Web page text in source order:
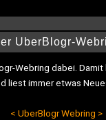
UberBlogr-
Webring dabei.
liest immer etwas
< UberBlogr Webring >